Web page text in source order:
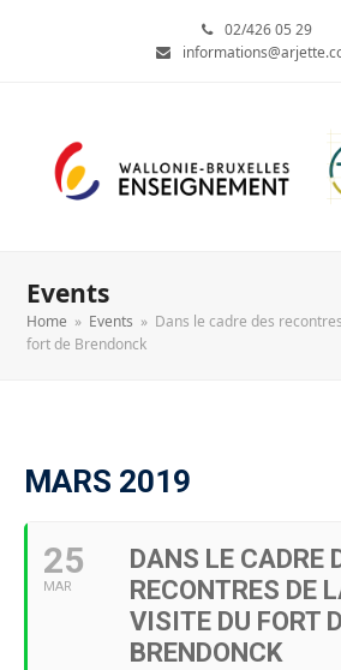
02/426 05 29
Events
Home » Events » Dans le cadre des
fort de Brendonck
MARS 2019
25
MAR
DANS LE CADRE
RECONTRES DE
VISITE DU FORT
BRENDONCK